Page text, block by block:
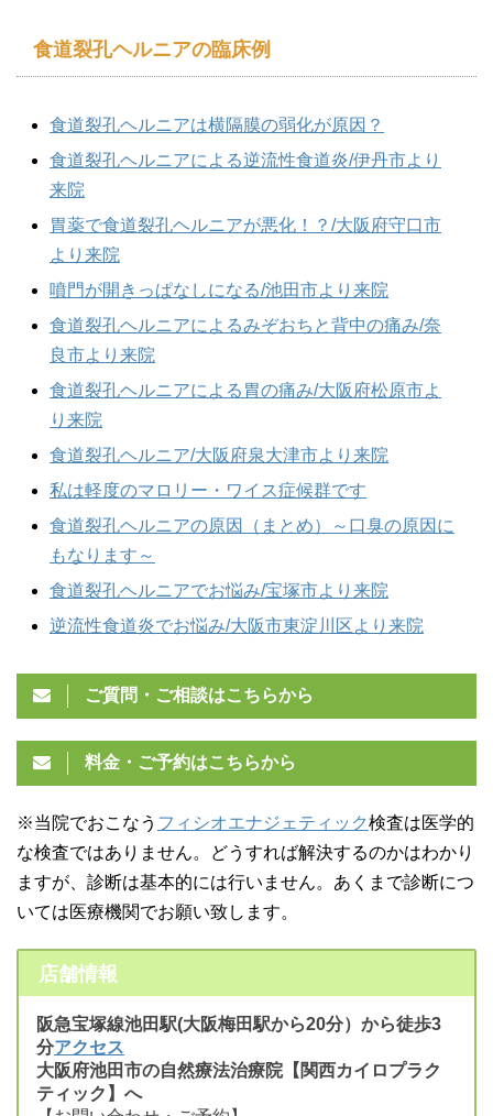
食道裂孔ヘルニアの臨床例
食道裂孔ヘルニアは横隔膜の弱化が原因？
食道裂孔ヘルニアによる逆流性食道炎/伊丹市より
来院
胃薬で食道裂孔ヘルニアが悪化！？/大阪府守口市
より来院
噴門が開きっぱなしになる/池田市より来院
食道裂孔ヘルニアによるみぞおちと背中の痛み/奈
良市より来院
食道裂孔ヘルニアによる胃の痛み/大阪府松原市よ
り来院
食道裂孔ヘルニア/大阪府泉大津市より来院
私は軽度のマロリー・ワイス症候群です
食道裂孔ヘルニアの原因（まとめ）～口臭の原因に
もなります～
食道裂孔ヘルニアでお悩み/宝塚市より来院
逆流性食道炎でお悩み/大阪市東淀川区より来院
ご質問・ご相談はこちらから
料金・ご予約はこちらから
※当院でおこなう フィシオエナジェティック検査は医学的
な検査ではありません。どうすれば解決するのかはわかり
ますが、診断は基本的には行いません。あくまで診断につ
いては医療機関でお願い致します。
店舗情報
阪急宝塚線池田駅(大阪梅田駅から20分）から徒歩3
分アクセス
大阪府池田市の自然療法治療院【関西カイロプラク
ティック】へ